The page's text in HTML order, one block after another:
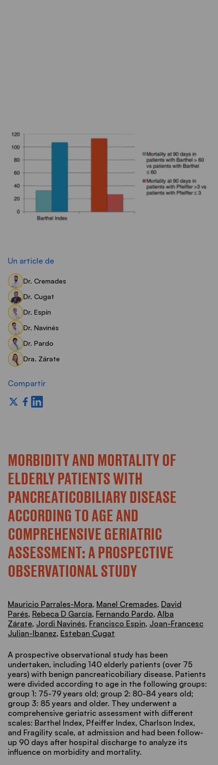
Un article de
Dr. Cremades
Dr. Cugat
Dr. Espín
Dr. Navinés
Dr. Pardo
Dra. Zárate
Compartir
MORBIDITY AND MORTALITY OF
ELDERLY PATIENTS WITH
PANCREATICOBILIARY DISEASE
ACCORDING TO AGE AND
COMPREHENSIVE GERIATRIC
ASSESSMENT: A PROSPECTIVE
OBSERVATIONAL STUDY
Mauricio Parrales-Mora, Manel Cremades, David
Parés, Rebeca D García, Fernando Pardo, Alba
Zárate, Jordi Navinés, Francisco Espin, Joan-Francesc
Julian-Ibanez, Esteban Cugat
A prospective observational study has been
undertaken, including 140 elderly patients (over 75
years) with benign pancreaticobiliary disease. Patients
were divided according to age in the following groups:
group 1: 75-79 years old; group 2: 80-84 years old;
group 3: 85 years and older. They underwent a
comprehensive geriatric assessment with different
scales: Barthel Index, Pfeiffer Index, Charlson Index,
and Fragility scale, at admission and had been follow-
up 90 days after hospital discharge to analyze its
influence on morbidity and mortality.